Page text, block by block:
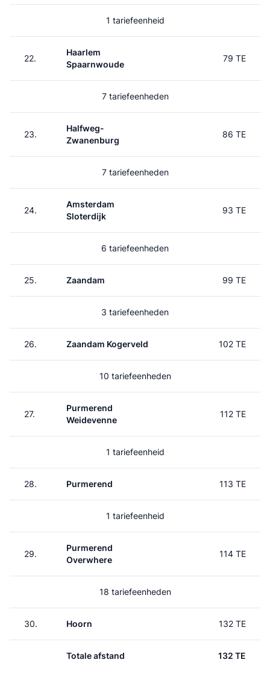
1 tariefeenheid
22.
Haarlem
Spaarnwoude
79 TE
7 tariefeenheden
23.
Halfweg-
Zwanenburg
86 TE
7 tariefeenheden
24.
Amsterdam
Sloterdijk
93 TE
6 tariefeenheden
25. Zaandam 99 TE
3 tariefeenheden
26. Zaandam Kogerveld 102 TE
10 tariefeenheden
27.
Purmerend
Weidevenne
112 TE
1 tariefeenheid
28. Purmerend 113 TE
1 tariefeenheid
29.
Purmerend
Overwhere
114 TE
18 tariefeenheden
30. Hoorn 132 TE
Totale afstand 132 TE